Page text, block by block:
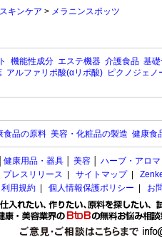
スキンケア > メラニンスポッツ
機能性成分 エステ機器 介護食品 基
アルファリポ酸(αリポ酸) ピクノジェノ
食品の原料 美容・化粧品の製造 健康食
健康用品・器具 美容 ハーブ・アロマ
プレスリリース サイトマップ|
利用規約 個人情報保護ポリシー お